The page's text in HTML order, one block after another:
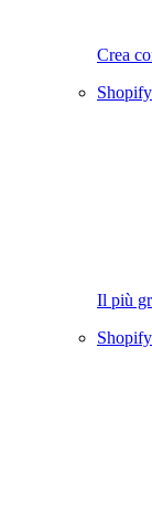
Crea
Il più